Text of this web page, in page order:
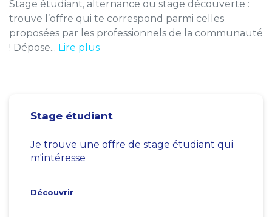
Stage étudiant, alternance ou stage découverte :
trouve l’offre qui te correspond parmi celles
proposées par les professionnels de la communauté
! Dépose... Lire plus
Stage étudiant
Je trouve une offre de stage étudiant qui
m'intéresse
Découvrir